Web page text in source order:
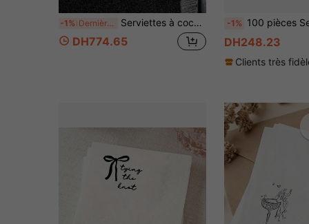
-1% Dernières 3 heures Serviettes à cocktail personnalisées pour animaux de compagnie, serviettes de mariage personnalisées pour chiens, serviettes de fête personnalisées pour chiens, serviettes à boisson avec portrait d'animal de compagnie, serviettes à cocktail assorties personnalisées pour couple d'animaux de compagnie pour mariage, fournitures de fête de mariage uniques sur le thème des animaux, serviettes personnalisées pour chats/chiens
DH774.65
-1% 100 pièces Serviettes à cocktail jetables Serviettes à boissons carrées en papier pour
DH248.23
Clients très